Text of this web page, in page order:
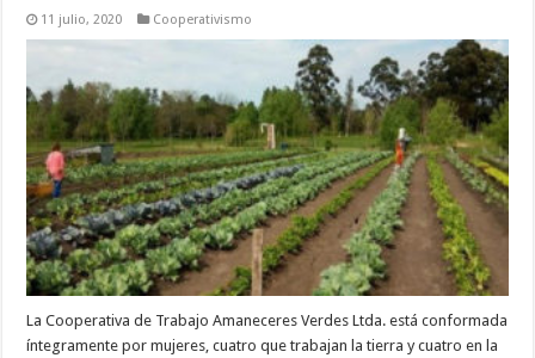
11 julio, 2020 Cooperativismo
La Cooperativa de Trabajo Amaneceres Verdes Ltda. está conformada
íntegramente por mujeres, cuatro que trabajan la tierra y cuatro en la